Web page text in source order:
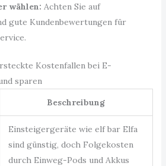
wählen: Achten Sie auf
gute Kundenbewertungen für
Kostenfallen bei E-
sparen
Beschreibung
Einsteigergeräte wie elf bar Elfa
sind günstig, doch Folgekosten
durch Einweg-Pods und Akkus